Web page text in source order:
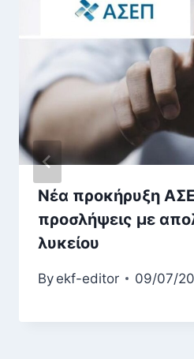
Νέα προκήρυξη
προσλήψεις με
λυκείου
By ekf-editor 09/07/